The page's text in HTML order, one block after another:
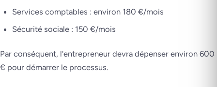
Services comptables : environ 180 €/mois
Sécurité sociale : 150 €/mois
Par conséquent, l'entrepreneur devra dépenser environ 600
€ pour démarrer le processus.